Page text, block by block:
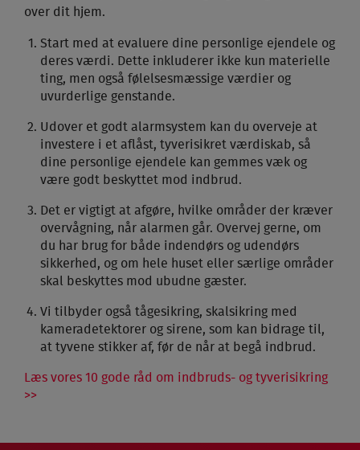
over dit hjem.
Start med at evaluere dine personlige ejendele og
deres værdi. Dette inkluderer ikke kun materielle
ting, men også følelsesmæssige værdier og
uvurderlige genstande.
Udover et godt alarmsystem kan du overveje at
investere i et aflåst, tyverisikret værdiskab, så
dine personlige ejendele kan gemmes væk og
være godt beskyttet mod indbrud.
Det er vigtigt at afgøre, hvilke områder der kræver
overvågning, når alarmen går. Overvej gerne, om
du har brug for både indendørs og udendørs
sikkerhed, og om hele huset eller særlige områder
skal beskyttes mod ubudne gæster.
Vi tilbyder også tågesikring, skalsikring med
kameradetektorer og sirene, som kan bidrage til,
at tyvene stikker af, før de når at begå indbrud.
Læs vores 10 gode råd om indbruds- og tyverisikring
>>